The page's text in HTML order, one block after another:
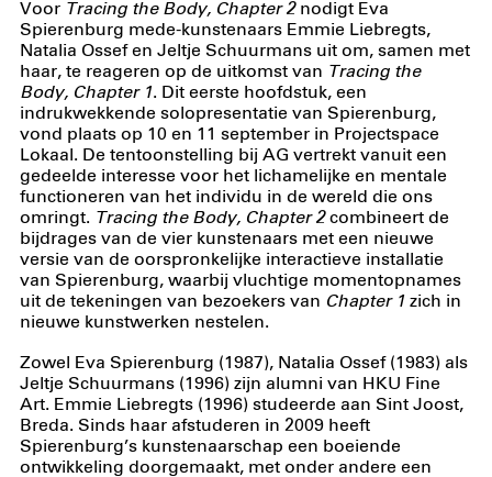
Voor Tracing the Body, Chapter 2nodigt Eva
Spierenburg mede-kunstenaars Emmie Liebregts,
Natalia Ossef en Jeltje Schuurmans uit om, samen met
haar, te reageren op de uitkomst van Tracing the
Body, Chapter 1. Dit eerste hoofdstuk, een
indrukwekkende solopresentatie van Spierenburg,
vond plaats op 10 en 11 september in Projectspace
Lokaal. De tentoonstelling bij AG vertrekt vanuit een
gedeelde interesse voor het lichamelijke en mentale
functioneren van het individu in de wereld die ons
omringt. Tracing the Body, Chapter 2combineert de
bijdrages van de vier kunstenaars met een nieuwe
versie van de oorspronkelijke interactieve installatie
van Spierenburg, waarbij vluchtige momentopnames
uit de tekeningen van bezoekers van Chapter 1 zich in
nieuwe kunstwerken nestelen.
Zowel Eva Spierenburg (1987), Natalia Ossef (1983) als
Jeltje Schuurmans (1996) zijn alumni van HKU Fine
Art. Emmie Liebregts (1996) studeerde aan Sint Joost,
Breda. Sinds haar afstuderen in 2009 heeft
Spierenburg’s kunstenaarschap een boeiende
ontwikkeling doorgemaakt, met onder andere een